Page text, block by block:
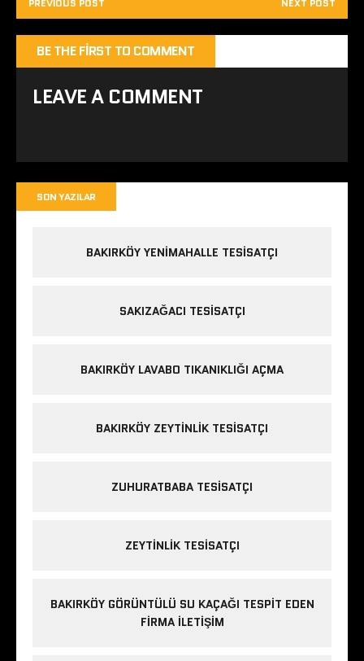
PREVIOUS POST NEXT POST
BE THE FIRST TO COMMENT
LEAVE A COMMENT
SON YAZILAR
BAKIRKÖY YENIMAHALLE TESISATÇI
SAKIZAĞACI TESISATÇI
BAKIRKÖY LAVABO TIKANIKLIĞI AÇMA
BAKIRKÖY ZEYTINLIK TESISATÇI
ZUHURATBABA TESISATÇI
ZEYTINLIK TESISATÇI
BAKIRKÖY GÖRÜNTÜLÜ SU KAÇAĞI TESPIT EDEN
FIRMA ILETIŞIM